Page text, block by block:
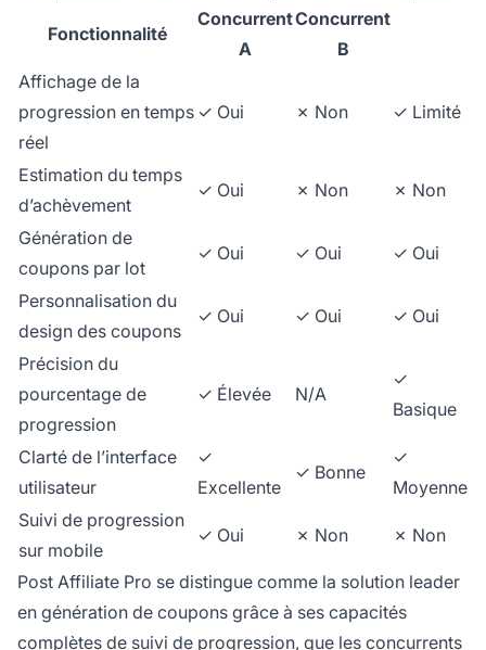
Fonctionnalité
Concurrent
A
Concurrent
B
Affichage de la
progression en temps
réel
✓ Oui ✗ Non ✓ Limité
Estimation du temps
d’achèvement
✓ Oui ✗ Non ✗ Non
Génération de
coupons par lot
✓ Oui ✓ Oui ✓ Oui
Personnalisation du
design des coupons
✓ Oui ✓ Oui ✓ Oui
Précision du
pourcentage de
progression
✓ Élevée N/A
✓
Basique
Clarté de l’interface
utilisateur
✓
Excellente
✓ Bonne
✓
Moyenne
Suivi de progression
sur mobile
✓ Oui ✗ Non ✗ Non
Post Affiliate Pro se distingue comme la solution leader
en génération de coupons grâce à ses capacités
complètes de suivi de progression, que les concurrents